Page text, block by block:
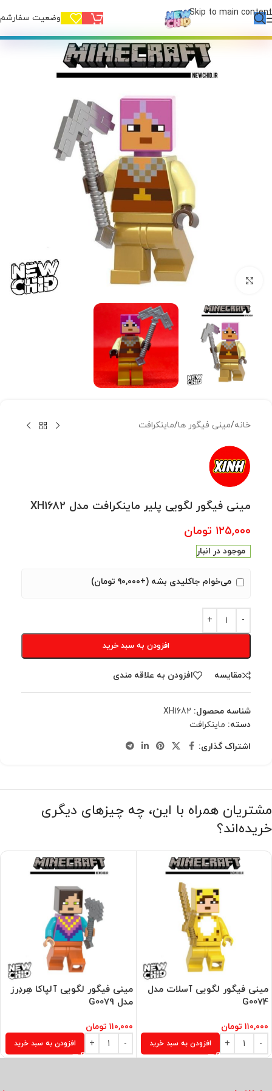
Skip to main content وضعیت
بزرگنمایی تصویر
خانه/مینی فیگور ها/ماینکرافت
مینی فیگور لگویی پلیر ماینکرافت مدل XH1682
۱۲۵,۰۰۰ تومان
موجود در انبار
می‌خوام جاکلیدی بشه (+۹۰,۰۰۰ تومان)
افزودن به سبد خرید
مقایسه افزودن به علاقه مندی
شناسه محصول: XH1682
دسته: ماینکرافت
اشتراک گذاری:
مشتریان همراه با این، چه چیزهای دیگری
خریده‌اند؟
مینی فیگور لگویی آسلات مدل
G0074
۱۱۰,۰۰۰ تومان
افزودن به سبد خرید
مینی فیگور لگویی آلپاکا هِردِرز
مدل G0079
۱۱۰,۰۰۰ تومان
افزودن به سبد خرید